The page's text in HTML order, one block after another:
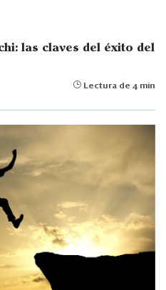
las claves del éxito del
Lectura de 4 min